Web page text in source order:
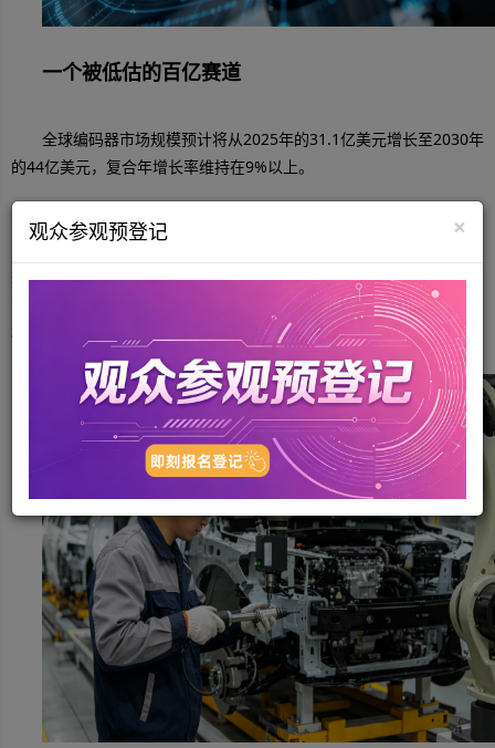
一个被低估的百亿赛道
全球编码器市场规模预计将从2025年的31.1亿美元增长至2030年
的44亿美元，复合年增长率维持在9%以上。
驱动这一增长的，不是单一行业的爆发，而是多点开花的结构性
±0.01°；新能源汽车的电动助力转向与线控系统，让编码器从"选
配"变为"标配"；智能家居旋钮的每一次阻尼反馈，背后都是电位器从
模拟向数字编码的升级。
×
观众参观预登记